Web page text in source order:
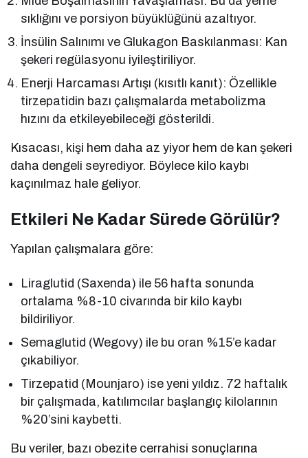
sıklığını ve porsiyon büyüklüğünü azaltıyor.
İnsülin Salınımı ve Glukagon Baskılanması: Kan
şekeri regülasyonu iyileştiriliyor.
Enerji Harcaması Artışı (kısıtlı kanıt): Özellikle
tirzepatidin bazı çalışmalarda metabolizma
hızını da etkileyebileceği gösterildi.
Kısacası, kişi hem daha az yiyor hem de kan şekeri
daha dengeli seyrediyor. Böylece kilo kaybı
kaçınılmaz hale geliyor.
Etkileri Ne Kadar Sürede Görülür?
Yapılan çalışmalara göre:
Liraglutid (Saxenda) ile 56 hafta sonunda
ortalama %8-10 civarında bir kilo kaybı
bildiriliyor.
Semaglutid (Wegovy) ile bu oran %15’e kadar
çıkabiliyor.
Tirzepatid (Mounjaro) ise yeni yıldız. 72 haftalık
bir çalışmada, katılımcılar başlangıç kilolarının
%20’sini kaybetti.
Bu veriler, bazı obezite cerrahisi sonuçlarına